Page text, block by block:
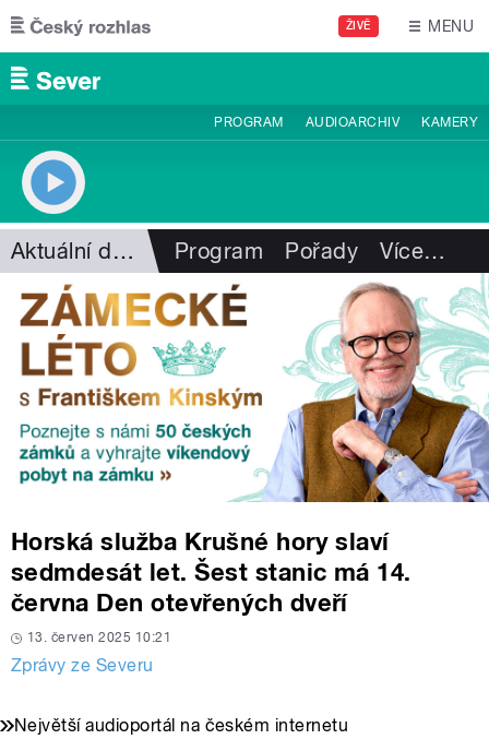
Přejít k hlavnímu obsahu
ŽIVĚ MENU
PROGRAM AUDIOARCHIV KAMERY
Aktuální dění Program Pořady Více…
Horská služba Krušné hory slaví
sedmdesát let. Šest stanic má 14.
června Den otevřených dveří
13. červen 2025 10:21
Zprávy ze Severu
Největší audioportál na českém internetu